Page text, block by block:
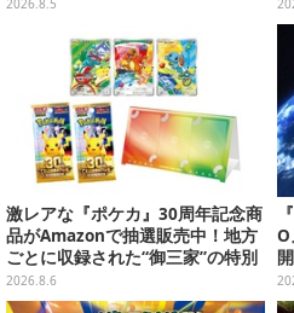
2026.8.5
激レアな『ポケカ』30周年記念商
品がAmazonで抽選販売中！地方
ごとに収録された“御三家”の特別
カード
2026.8.6
O